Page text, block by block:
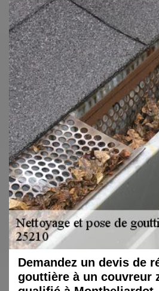
Demandez un devis de
gouttière à un couvreur